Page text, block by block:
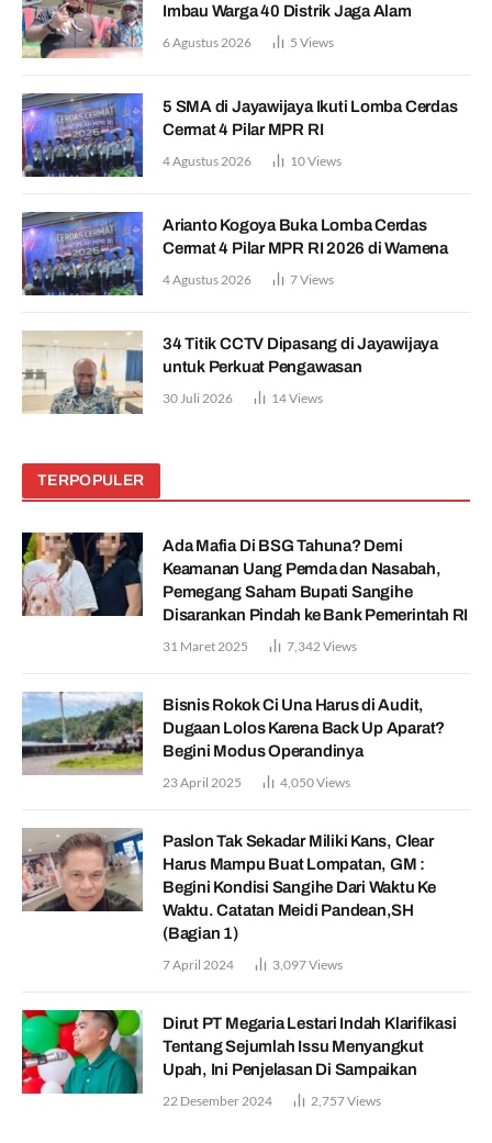
Imbau Warga 40 Distrik Jaga Alam
6 Agustus 2026 5 Views
5 SMA di Jayawijaya Ikuti Lomba Cerdas
Cermat 4 Pilar MPR RI
4 Agustus 2026 10Views
Arianto Kogoya Buka Lomba Cerdas
Cermat 4 Pilar MPR RI 2026 di Wamena
4 Agustus 2026 7Views
34 Titik CCTV Dipasang di Jayawijaya
untuk Perkuat Pengawasan
30 Juli 2026 14Views
TERPOPULER
Ada Mafia Di BSG Tahuna? Demi
Keamanan Uang Pemda dan Nasabah,
Pemegang Saham Bupati Sangihe
Disarankan Pindah ke Bank Pemerintah RI
31 Maret 2025 7,342Views
Bisnis Rokok Ci Una Harus di Audit,
Dugaan Lolos Karena Back Up Aparat?
Begini Modus Operandinya
23 April 2025 4,050Views
Paslon Tak Sekadar Miliki Kans, Clear
Harus Mampu Buat Lompatan, GM :
Begini Kondisi Sangihe Dari Waktu Ke
Waktu. Catatan Meidi Pandean,SH
(Bagian 1)
7 April 2024 3,097Views
Dirut PT Megaria Lestari Indah Klarifikasi
Tentang Sejumlah Issu Menyangkut
Upah, Ini Penjelasan Di Sampaikan
22 Desember 2024 2,757Views